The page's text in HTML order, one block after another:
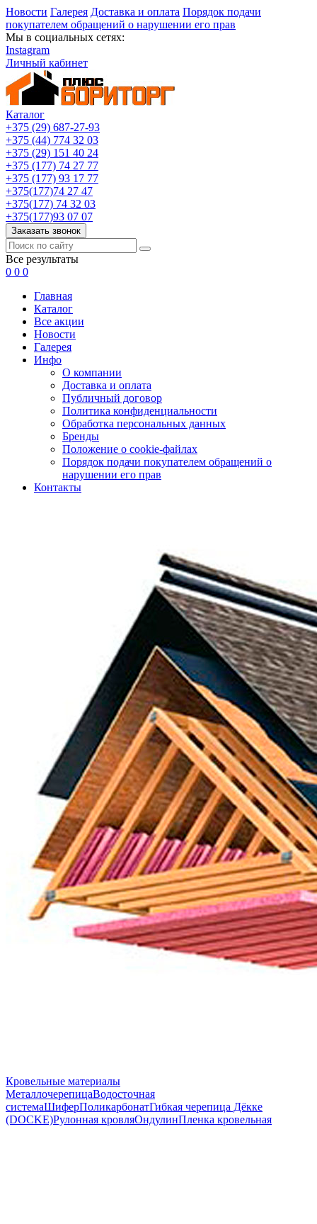
Новости Галерея Доставка и оплата Порядок подачи
покупателем обращений о нарушении его прав
Мы в социальных сетях:
Instagram
Личный кабинет
Каталог
+375 (29) 687-27-93
+375 (44) 774 32 03
+375 (29) 151 40 24
+375 (177) 74 27 77
+375 (177) 93 17 77
+375(177)74 27 47
+375(177) 74 32 03
+375(177)93 07 07
Заказать звонок
Все результаты
0 0 0
Главная
Каталог
Все акции
Новости
Галерея
Инфо
О компании
Доставка и оплата
Публичный договор
Политика конфиденциальности
Обработка персональных данных
Бренды
Положение о cookie-файлах
Порядок подачи покупателем обращений о
нарушении его прав
Контакты
Кровельные материалы
МеталлочерепицаВодосточная
системаШиферПоликарбонатГибкая черепица Дёкке
(DOCKE)Рулонная кровляОндулинПленка кровельная